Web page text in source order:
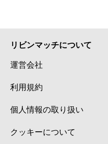
リビンマッチについて
運営会社
利用規約
個人情報の取り扱い
クッキーについて